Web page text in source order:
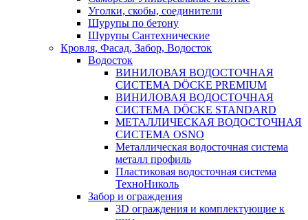
Уголки, скобы, соединители
Шурупы по бетону
Шурупы Сантехнические
Кровля, Фасад, Забор, Водосток
Водосток
ВИНИЛОВАЯ ВОДОСТОЧНАЯ
СИСТЕМА DÖCKE PREMIUM
ВИНИЛОВАЯ ВОДОСТОЧНАЯ
СИСТЕМА DÖCKE STANDARD
МЕТАЛЛИЧЕСКАЯ ВОДОСТОЧНАЯ
СИСТЕМА OSNO
Металлическая водосточная система
металл профиль
Пластиковая водосточная система
ТехноНиколь
Забор и ограждения
3D ограждения и комплектующие к